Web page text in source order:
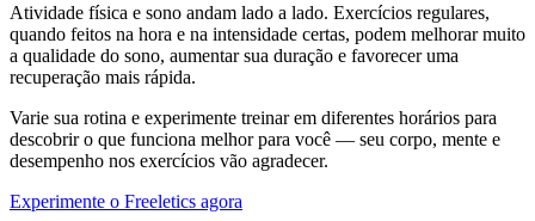
Atividade física e sono andam lado a lado. Exercícios regulares,
quando feitos na hora e na intensidade certas, podem melhorar muito
a qualidade do sono, aumentar sua duração e favorecer uma
recuperação mais rápida.
Varie sua rotina e experimente treinar em diferentes horários para
descobrir o que funciona melhor para você — seu corpo, mente e
desempenho nos exercícios vão agradecer.
Experimente o Freeletics agora